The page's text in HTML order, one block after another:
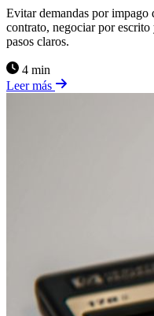
Evitar demandas por impago
contrato, negociar por
pasos claros.
4 min
Leer más